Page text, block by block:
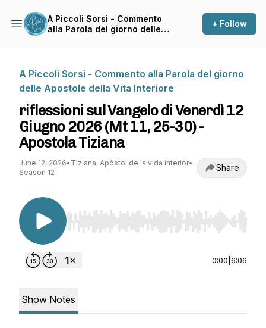
A Piccoli Sorsi - Commento
alla Parola del giorno delle
+ Follow
A Piccoli Sorsi - Commento alla Parola del giorno
delle Apostole della Vita Interiore
riflessioni sul Vangelo di Venerdì 12
Giugno 2026 (Mt 11, 25-30) -
Apostola Tiziana
June 12, 2026• Tiziana, Apòstol de la vida interior•
Season 12
Share
Use Left/Right to seek, Home/End to jump to
0:00 6:06
Show Notes